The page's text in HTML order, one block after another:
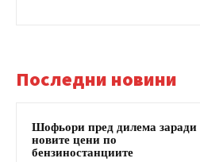
Последни новини
Шофьори пред дилема заради
новите цени по
бензиностанциите